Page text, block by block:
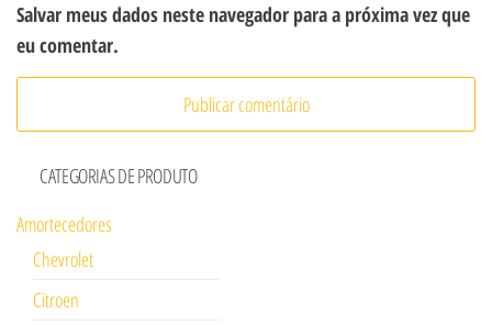
Salvar meus dados neste navegador para a próxima vez que
eu comentar.
CATEGORIAS DE PRODUTO
Amortecedores
Chevrolet
Citroen